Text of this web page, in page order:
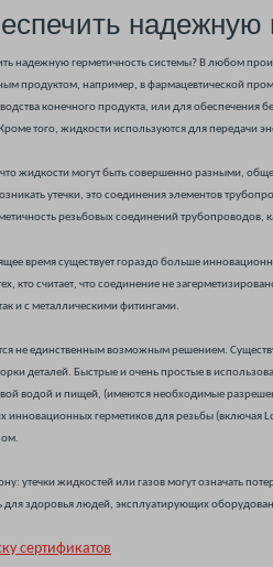
В любом
продуктом, например, в фармацевтической
конечного продукта, или для
того, жидкости используются для передачи
жидкости могут быть совершенно разными,
утечки, это соединения элементов
резьбовых соединений
время существует гораздо больше
кто считает, что соединение не
и с металлическими фитингами.
не единственным возможным решением.
деталей. Быстрые и очень простые в
водой и пищей, (имеются необходимые
инновационных герметиков для резьбы (включая
утечки жидкостей или газов могут означать
для здоровья людей, эксплуатирующих
сертификатов